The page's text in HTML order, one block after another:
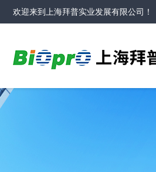
欢迎来到 上海拜普实业发展有限公司 ！